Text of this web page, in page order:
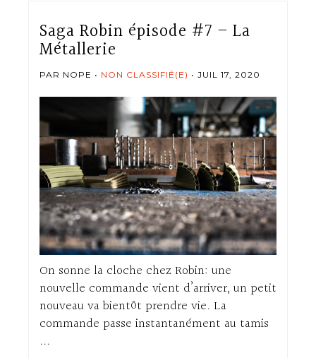
Saga Robin épisode #7 – La
Métallerie
PAR NOPE NON CLASSIFIÉ(E) JUIL 17, 2020
On sonne la cloche chez Robin: une
nouvelle commande vient d’arriver, un petit
nouveau va bientôt prendre vie. La
commande passe instantanément au tamis
...